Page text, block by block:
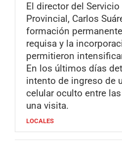
El director del
Provincial, Carlos
formación
requisa y la
permitieron
En los últimos días
intento de ingreso de
celular oculto entre
una visita.
LOCALES